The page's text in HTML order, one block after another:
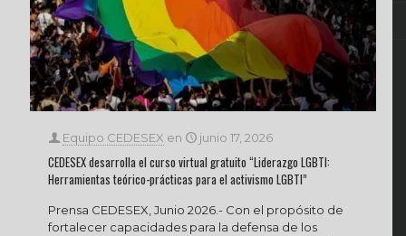
Equipo CEDESEX en junio 17, 2026
CEDESEX desarrolla el curso virtual gratuito “Liderazgo LGBTI:
Herramientas teórico-prácticas para el activismo LGBTI”
Prensa CEDESEX, Junio 2026.- Con el propósito de
fortalecer capacidades para la defensa de los